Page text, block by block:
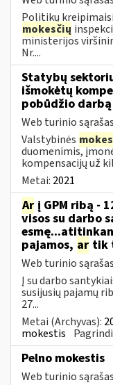
Politikų
mokesčių
ministerijos
Nr....
Statybų
išmokėtų
pobūdžio darbą
Web turinio sąrašas
Valstybinės
duomenimis,
kompensacijų už
Metai: 2021
Ar į GPM ribą -
visos su darbo
pajamos, ar tik
Web turinio sąrašas
Į su darbo
susijusių pajamų
27...
Metai (Archyvas):
mokestis
Pelno mokestis
Web turinio sąrašas